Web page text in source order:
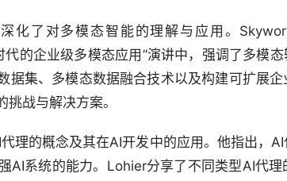
化了对多模态智能的理解与应用。
的企业级多模态应用”演讲中，强调了多模
据集、多模态数据融合技术以及构建可扩展
战与解决方案。
理的概念及其在AI开发中的应用。他指出，
AI系统的能力。Lohier分享了不同类型AI代